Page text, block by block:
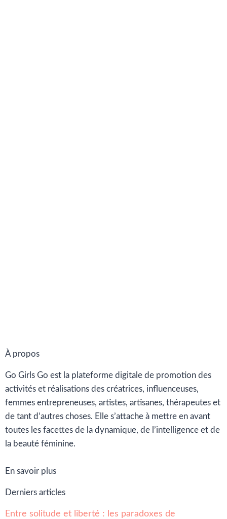
À propos
Go Girls Go est la plateforme digitale de promotion des
activités et réalisations des créatrices, influenceuses,
femmes entrepreneuses, artistes, artisanes, thérapeutes et
de tant d’autres choses. Elle s’attache à mettre en avant
toutes les facettes de la dynamique, de l’intelligence et de
la beauté féminine.
En savoir plus
Derniers articles
Entre solitude et liberté : les paradoxes de